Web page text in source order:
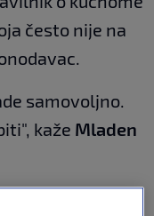
često nije na
samovoljno.
kaže Mladen